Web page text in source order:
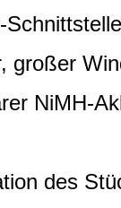
großer
NiMH-
des